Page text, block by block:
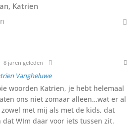
Katrien
8 jaren geleden
Vangheluwe
woorden Katrien, je hebt helemaal
ons niet zomaar alleen…wat er al
met mij als met de kids, dat
WIm daar voor iets tussen zit.